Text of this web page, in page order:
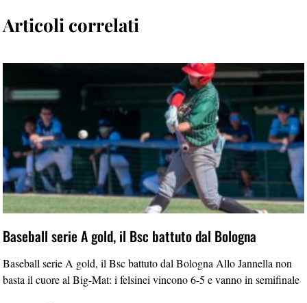
Articoli correlati
Baseball serie A gold, il Bsc battuto dal Bologna
Baseball serie A gold, il Bsc battuto dal Bologna Allo Jannella non
basta il cuore al Big-Mat: i felsinei vincono 6-5 e vanno in semifinale